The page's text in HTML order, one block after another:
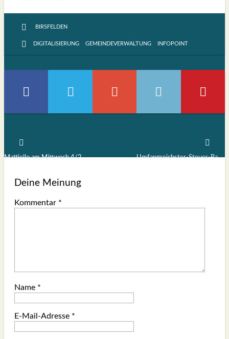
BIRSFELDEN
DIGITALISIERUNG GEMEINDEVERWALTUNG INFOPOINT
Mattiello am Mittwoch 4/2 Umfangreichster-Steuer-Raub III: Die Trickkiste (1)
Deine Meinung
Kommentar *
Name *
E-Mail-Adresse *